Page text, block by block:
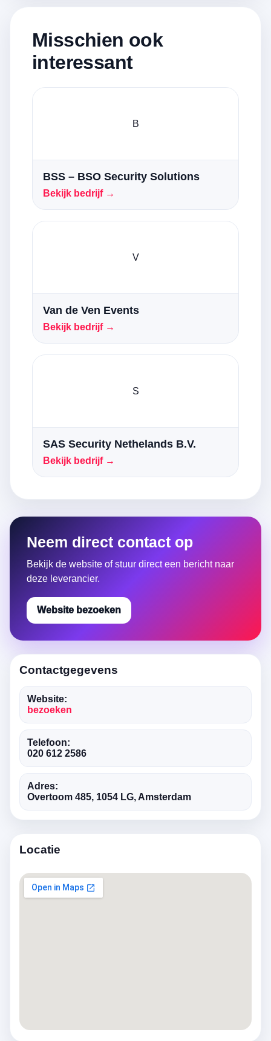
Misschien ook
interessant
B
BSS – BSO Security Solutions
Bekijk bedrijf →
V
Van de Ven Events
Bekijk bedrijf →
S
SAS Security Nethelands B.V.
Bekijk bedrijf →
Neem direct contact op
Bekijk de website of stuur direct een bericht naar
deze leverancier.
Website bezoeken
Contactgegevens
Website:
bezoeken
Telefoon:
020 612 2586
Adres:
Overtoom 485, 1054 LG, Amsterdam
Locatie